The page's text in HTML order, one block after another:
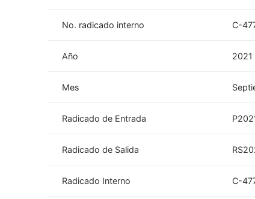
No. radicado interno C-
Año 2021
Mes
Radicado de Entrada
Radicado de Salida
Radicado Interno C-